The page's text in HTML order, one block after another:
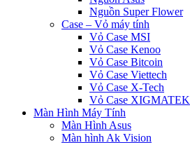
Nguồn Super Flower
Case – Vỏ máy tính
Vỏ Case MSI
Vỏ Case Kenoo
Vỏ Case Bitcoin
Vỏ Case Viettech
Vỏ Case X-Tech
Vỏ Case XIGMATEK
Màn Hình Máy Tính
Màn Hình Asus
Màn hình Ak Vision